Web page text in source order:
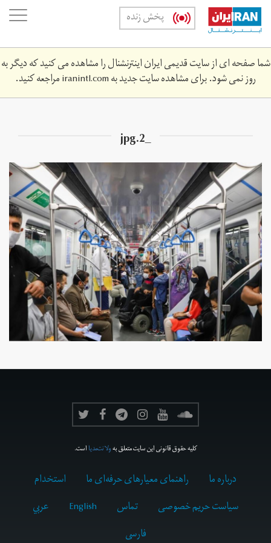
Skip
main
content
پخش زنده
شما صفحه ای از سایت قدیمی ایران اینترنشنال را مشاهده می کنید که دیگر به
روز نمی شود. برای مشاهده سایت جدید بهiranintl.comمراجعه کنید.
_2.jpg
کلیه حقوق قانونی این سایت متعلق بهولانت‌مدیااست.
درباره ما راهنمای معیارهای حرفه‌ای ما
استخدام
سیاست حریم خصوصی
تماس English
عربي
فارسى